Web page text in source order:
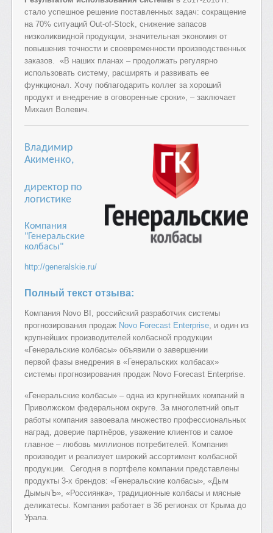
стало успешное решение поставленных задач: сокращение
на 70% ситуаций Out-of-Stock, снижение запасов
низколиквидной продукции, значительная экономия от
повышения точности и своевременности производственных
заказов. «В наших планах – продолжать регулярно
использовать систему, расширять и развивать ее
функционал. Хочу поблагодарить коллег за хороший
продукт и внедрение в оговоренные сроки», – заключает
Михаил Волевич.
Владимир
Акименко,
директор по
логистике
Компания
"Генеральские
колбасы"
http://generalskie.ru/
Полный текст отзыва:
Компания Novo BI, российский разработчик системы
прогнозирования продаж Novo Forecast Enterprise , и один из
крупнейших производителей колбасной продукции
«Генеральские колбасы» объявили о завершении
первой фазы внедрения в «Генеральских колбасах»
системы прогнозирования продаж Novo Forecast Enterprise.
«Генеральские колбасы» – одна из крупнейших компаний в
Приволжском федеральном округе. За многолетний опыт
работы компания завоевала множество профессиональных
наград, доверие партнёров, уважение клиентов и самое
главное – любовь миллионов потребителей. Компания
производит и реализует широкий ассортимент колбасной
продукции. Сегодня в портфеле компании представлены
продукты 3-х брендов: «Генеральские колбасы», «Дым
ДымычЪ», «Россиянка», традиционные колбасы и мясные
деликатесы. Компания работает в 36 регионах от Крыма до
Урала.